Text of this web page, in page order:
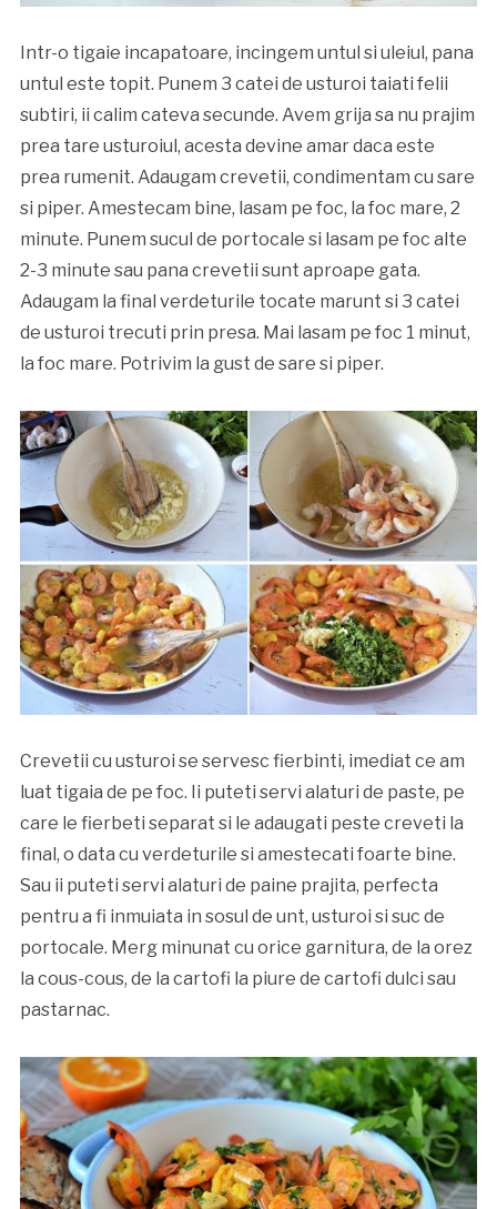
Intr-o tigaie incapatoare, incingem untul si uleiul, pana
untul este topit. Punem 3 catei de usturoi taiati felii
subtiri, ii calim cateva secunde. Avem grija sa nu prajim
prea tare usturoiul, acesta devine amar daca este
prea rumenit. Adaugam crevetii, condimentam cu sare
si piper. Amestecam bine, lasam pe foc, la foc mare, 2
minute. Punem sucul de portocale si lasam pe foc alte
2-3 minute sau pana crevetii sunt aproape gata.
Adaugam la final verdeturile tocate marunt si 3 catei
de usturoi trecuti prin presa. Mai lasam pe foc 1 minut,
la foc mare. Potrivim la gust de sare si piper.
Crevetii cu usturoi se servesc fierbinti, imediat ce am
luat tigaia de pe foc. Ii puteti servi alaturi de paste, pe
care le fierbeti separat si le adaugati peste creveti la
final, o data cu verdeturile si amestecati foarte bine.
Sau ii puteti servi alaturi de paine prajita, perfecta
pentru a fi inmuiata in sosul de unt, usturoi si suc de
portocale. Merg minunat cu orice garnitura, de la orez
la cous-cous, de la cartofi la piure de cartofi dulci sau
pastarnac.